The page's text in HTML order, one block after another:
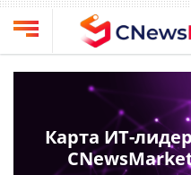
Выбрать
провайдера
Компании
CNews
Конференции
Карта ИТ-